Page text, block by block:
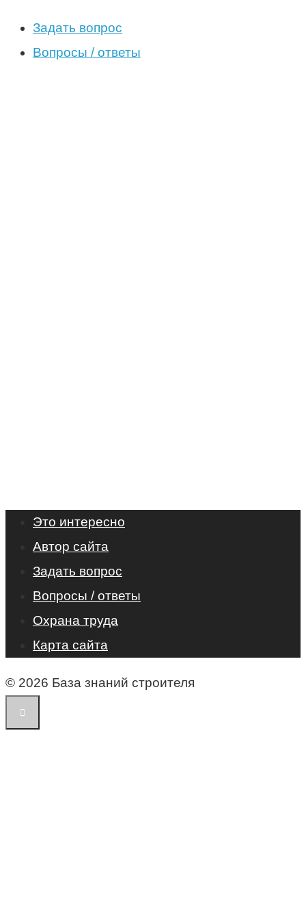
Задать вопрос
Вопросы / ответы
Это интересно
Автор сайта
Задать вопрос
Вопросы / ответы
Охрана труда
Карта сайта
© 2026 База знаний строителя